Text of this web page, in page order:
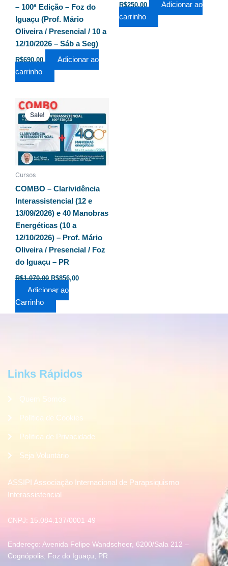
– 100ª Edição – Foz do
Iguaçu (Prof. Mário
Oliveira / Presencial / 10 a
12/10/2026 – Sáb a Seg)
R$690,00
Adicionar ao
carrinho
R$250,00
Adicionar ao
carrinho
Sale!
Sale!
Cursos
COMBO – Clarividência
Interassistencial (12 e
13/09/2026) e 40 Manobras
Energéticas (10 a
12/10/2026) – Prof. Mário
Oliveira / Presencial / Foz
do Iguaçu – PR
R$1.070,00
O
preço
original
era:
R$1.070,00.
R$856,00
atual
é:
R$856,00.
Adicionar ao
Carrinho
Links Rápidos
Quem Somos
Política de Cookies
Política de Privacidade
Seja Voluntário
ASSIPI Associação Internacional de Parapsiquismo
Interassistencial
CNPJ: 15.084.137/0001-49
Endereço: Avenida Felipe Wandscheer, 6200/Sala 212 –
Cognópolis, Foz do Iguaçu, PR